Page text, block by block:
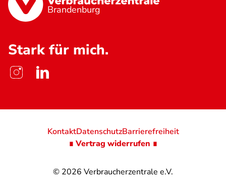
Brandenburg
Stark für mich.
© 2026 Verbraucherzentrale e.V.
KontaktDatenschutzBarrierefreiheit
∎ Vertrag widerrufen ∎